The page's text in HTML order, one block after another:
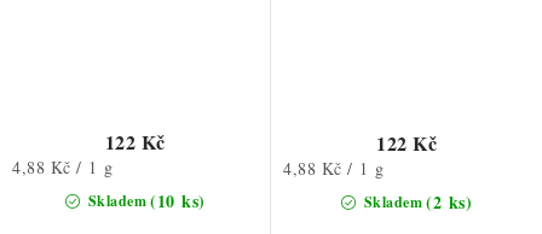
Skladem(10 ks)
122 Kč
Měrná
4,88 Kč / 1 g
Skladem(2 ks)
122 Kč
Měrná
4,88 Kč / 1 g